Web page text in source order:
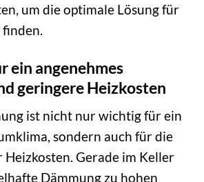
um die optimale Lösung für
ein angenehmes
geringere Heizkosten
ist nicht nur wichtig für ein
sondern auch für die
Heizkosten. Gerade im Keller
Dämmung zu hohen